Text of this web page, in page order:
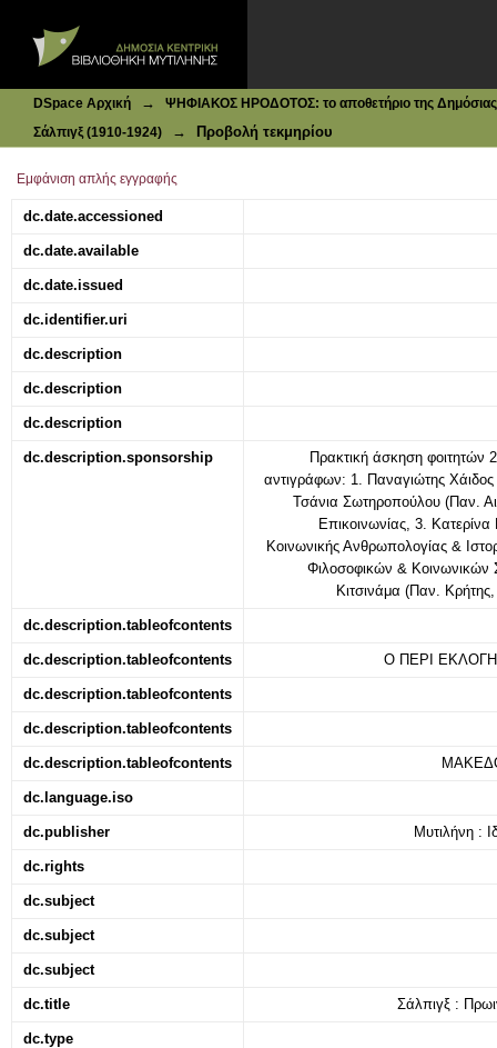
DSpace Αρχική →
ΨΗΦΙΑΚΟΣ ΗΡΟΔΟΤΟΣ: το αποθετήριο της Δημόσιας
Σάλπιγξ (1910-1924)
→ Προβολή τεκμηρίου
Εμφάνιση απλής εγγραφής
dc.date.accessioned
dc.date.available
dc.date.issued
dc.identifier.uri
dc.description
dc.description
dc.description
dc.description.sponsorship
Πρακτική άσκηση φοιτητών
αντιγράφων: 1. Παναγιώτης
Τσάνια Σωτηροπούλου (Παν.
Επικοινωνίας, 3.
Κοινωνικής Ανθρωπολογίας &
Φιλοσοφικών &
Κιτσινάμα (Παν.
dc.description.tableofcontents
dc.description.tableofcontents Ο ΠΕΡΙ
dc.description.tableofcontents
dc.description.tableofcontents
dc.description.tableofcontents
dc.language.iso
dc.publisher Μυτιλήνη :
dc.rights
dc.subject
dc.subject
dc.subject
dc.title Σάλπιγξ :
dc.type